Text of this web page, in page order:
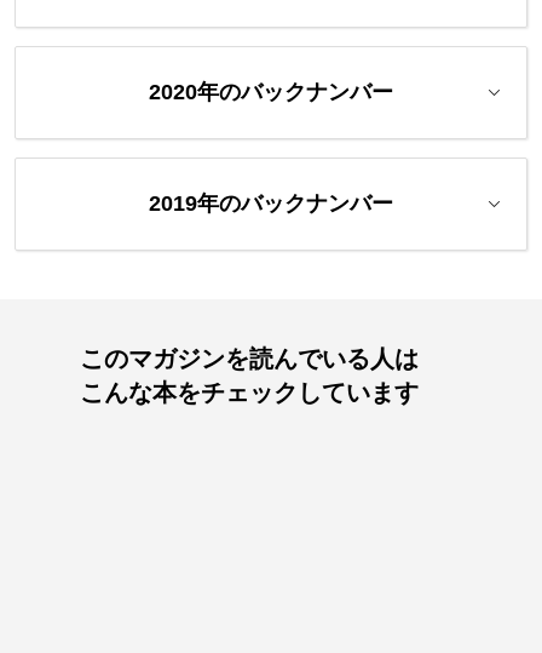
2020年のバックナンバー
2019年のバックナンバー
このマガジンを読んでいる人は
こんな本をチェックしています